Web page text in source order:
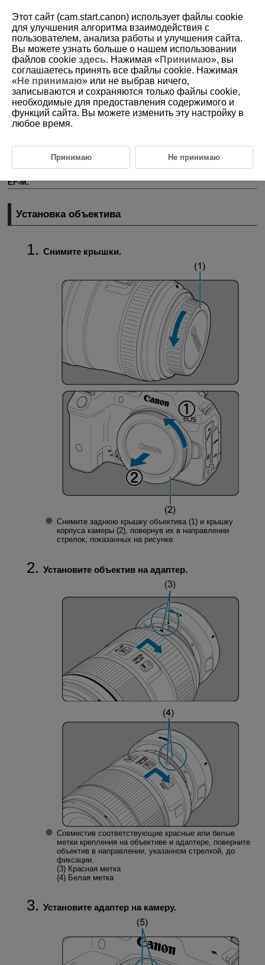
D180-020
Установка и снятие объективов
EF/EF-S
Установка объектива
Для использования любых объективов EF иEF-Sтребуется
установить дополнительно приобретаемый адаптер для крепления
EF-M.
Установка объектива
Снимите крышки.
Снимите заднюю крышку объектива (1) и крышку
корпуса камеры (2), повернув их в направлении
стрелок, показанных на рисунке.
Установите объектив на адаптер.
Совместив соответствующие красные или белые
метки крепления на объективе и адаптере, поверните
объектив в направлении, указанном стрелкой, до
фиксации.
(3)Красная метка
(4)Белая метка
Установите адаптер на камеру.
Этот сайт (cam.start.canon) использует файлы cookie
для улучшения алгоритма взаимодействия с
пользователем, анализа работы и улучшения сайта.
Вы можете узнать больше о нашем использовании
файлов cookie здесь. Нажимая «Принимаю», вы
соглашаетесь принять все файлы cookie. Нажимая
«Не принимаю» или не выбрав ничего,
записываются и сохраняются только файлы cookie,
необходимые для предоставления содержимого и
функций сайта. Вы можете изменить эту настройку в
любое время.
Принимаю Не принимаю